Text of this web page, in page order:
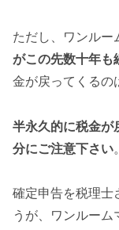
ただし、ワンルー
がこの先数十年も
金が戻ってくるの
半永久的に税金が
分にご注意下さい。
確定申告を税理士
うが、ワンルー